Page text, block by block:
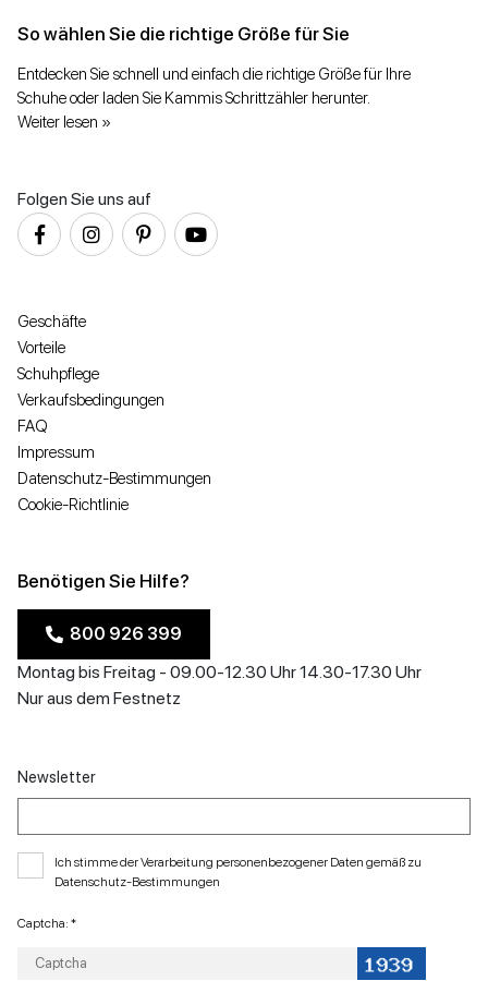
So wählen Sie die richtige Größe für Sie
Entdecken Sie schnell und einfach die richtige Größe für Ihre
Schuhe oder laden Sie Kammis Schrittzähler herunter.
Weiter lesen »
Folgen Sie uns auf
Geschäfte
Vorteile
Schuhpflege
Verkaufsbedingungen
FAQ
Impressum
Datenschutz-Bestimmungen
Cookie-Richtlinie
Benötigen Sie Hilfe?
800 926 399
Montag bis Freitag - 09.00-12.30 Uhr 14.30-17.30 Uhr
Nur aus dem Festnetz
Newsletter
Ich stimme der Verarbeitung personenbezogener Daten gemäß zu
Datenschutz-Bestimmungen
Captcha: *